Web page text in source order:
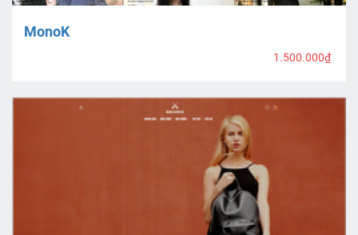
MonoK
1.500.000₫